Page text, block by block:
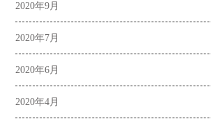
2020年9月
2020年7月
2020年6月
2020年4月